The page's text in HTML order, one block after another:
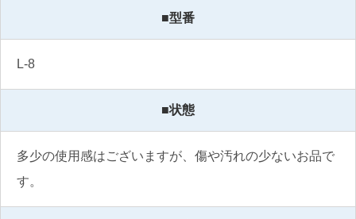
■型番
L-8
■状態
多少の使用感はございますが、傷や汚れの少ないお品で
す。